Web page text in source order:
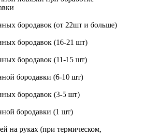
бородавок (от 22шт и больше)
бородавок (16-21 шт)
бородавок (11-15 шт)
бородавки (6-10 шт)
бородавок (3-5 шт)
бородавки (1 шт)
на руках (при термическом,